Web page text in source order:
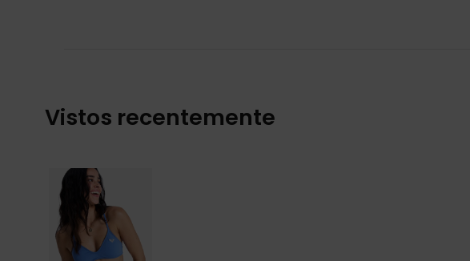
Vistos recentemente